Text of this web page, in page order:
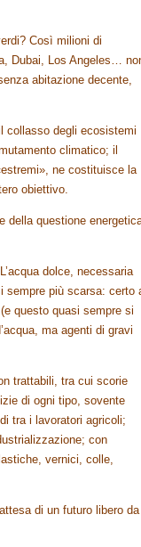
Così milioni di
Dubai, Los Angeles…
abitazione decente,
collasso degli ecosistemi
climatico; il
ne costituisce la
obiettivo.
della questione
dolce, necessaria
sempre più scarsa: certo
questo quasi sempre si
ma agenti di gravi
trattabili, tra cui scorie
di ogni tipo, sovente
tra i lavoratori agricoli;
con
vernici, colle,
di un futuro libero da